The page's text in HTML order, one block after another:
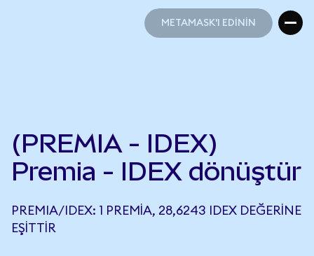
METAMASK'I EDİNİN
(PREMIA - IDEX)
Premia - IDEX dönüştür
PREMIA/IDEX: 1 PREMIA, 28,6243 IDEX DEĞERINE
EŞITTIR